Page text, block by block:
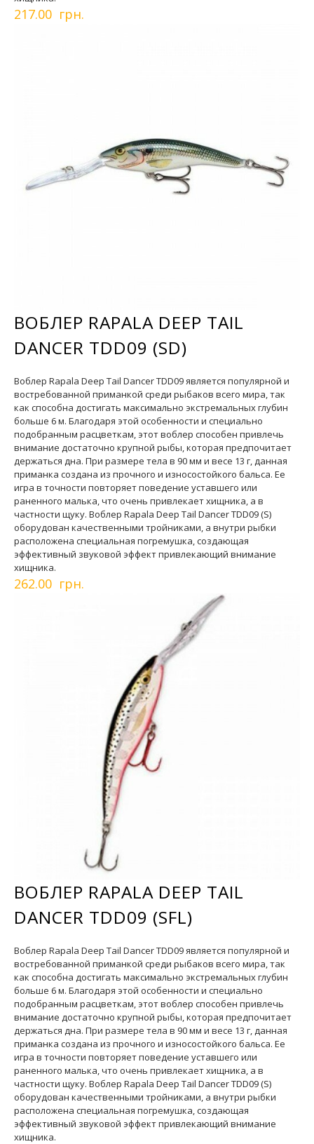
217.00 грн.
ВОБЛЕР RAPALA DEEP TAIL
DANCER TDD09 (SD)
Воблер Rapala Deep Tail Dancer TDD09 является популярной и
востребованной приманкой среди рыбаков всего мира, так
как способна достигать максимально экстремальных глубин
больше 6 м. Благодаря этой особенности и специально
подобранным расцветкам, этот воблер способен привлечь
внимание достаточно крупной рыбы, которая предпочитает
держаться дна. При размере тела в 90 мм и весе 13 г, данная
приманка создана из прочного и износостойкого бальса. Ее
игра в точности повторяет поведение уставшего или
раненного малька, что очень привлекает хищника, а в
частности щуку. Воблер Rapala Deep Tail Dancer TDD09 (S)
оборудован качественными тройниками, а внутри рыбки
расположена специальная погремушка, создающая
эффективный звуковой эффект привлекающий внимание
хищника.
262.00 грн.
ВОБЛЕР RAPALA DEEP TAIL
DANCER TDD09 (SFL)
Воблер Rapala Deep Tail Dancer TDD09 является популярной и
востребованной приманкой среди рыбаков всего мира, так
как способна достигать максимально экстремальных глубин
больше 6 м. Благодаря этой особенности и специально
подобранным расцветкам, этот воблер способен привлечь
внимание достаточно крупной рыбы, которая предпочитает
держаться дна. При размере тела в 90 мм и весе 13 г, данная
приманка создана из прочного и износостойкого бальса. Ее
игра в точности повторяет поведение уставшего или
раненного малька, что очень привлекает хищника, а в
частности щуку. Воблер Rapala Deep Tail Dancer TDD09 (S)
оборудован качественными тройниками, а внутри рыбки
расположена специальная погремушка, создающая
эффективный звуковой эффект привлекающий внимание
хищника.